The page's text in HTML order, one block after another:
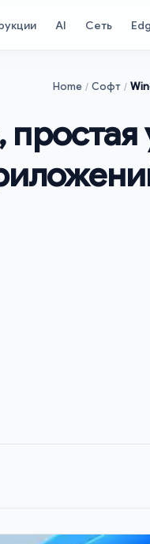
AI Сеть
Home Софт
простая